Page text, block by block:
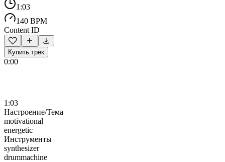
1:03
140 BPM
Content ID
Купить трек
0:00
1:03
Настроение/Тема
motivational
energetic
Инструменты
synthesizer
drummachine